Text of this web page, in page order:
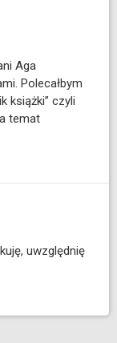
Aga
Polecałbym
książki” czyli
temat
uwzględnię